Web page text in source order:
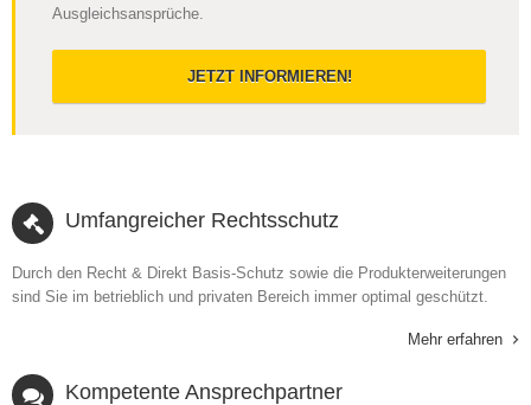
Ausgleichsansprüche.
JETZT INFORMIEREN!
Umfangreicher Rechtsschutz
Durch den Recht & Direkt Basis-Schutz sowie die Produkterweiterungen
sind Sie im betrieblich und privaten Bereich immer optimal geschützt.
Mehr erfahren
Kompetente Ansprechpartner